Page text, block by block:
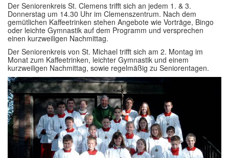
Der Seniorenkreis St. Clemens trifft sich an jedem 1. & 3.
Donnerstag um 14.30 Uhr im Clemenszentrum. Nach dem
gemütlichen Kaffeetrinken stehen Angebote wie Vorträge, Bingo
oder leichte Gymnastik auf dem Programm und versprechen
einen kurzweiligen Nachmittag.
Der Seniorenkreis von St. Michael trifft sich am 2. Montag im
Monat zum Kaffeetrinken, leichter Gymnastik und einem
kurzweiligen Nachmittag, sowie regelmäßig zu Seniorentagen.